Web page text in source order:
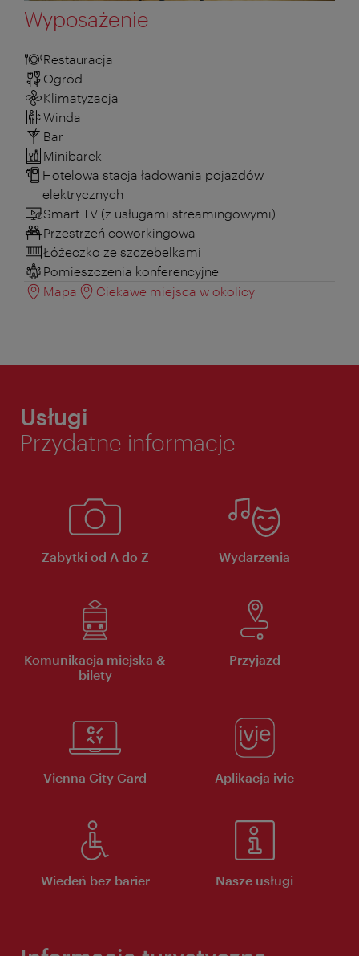
Wyposażenie
Restauracja
Ogród
Klimatyzacja
Winda
Bar
Minibarek
Hotelowa stacja ładowania pojazdów
elektrycznych
Smart TV (z usługami streamingowymi)
Przestrzeń coworkingowa
Łóżeczko ze szczebelkami
Pomieszczenia konferencyjne
Mapa
Ciekawe miejsca w okolicy
Usługi
Przydatne informacje
Zabytki od A do Z Wydarzenia
Komunikacja miejska &
bilety
Przyjazd
Vienna City Card Aplikacja ivie
Wiedeń bez barier Nasze usługi